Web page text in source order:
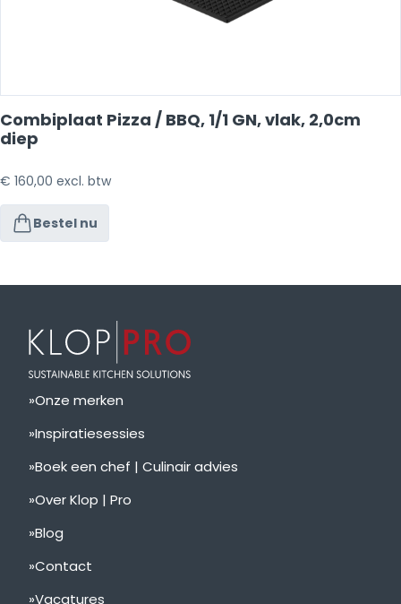
Combiplaat Pizza / BBQ, 1/1 GN, vlak, 2,0cm
diep
€ 160,00 excl. btw
Bestel nu
Onze merken
Inspiratiesessies
Boek een chef | Culinair advies
Over Klop | Pro
Blog
Contact
Vacatures